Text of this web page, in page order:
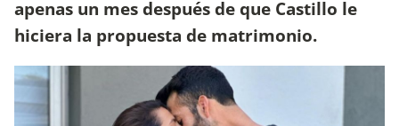
apenas un mes después de que Castillo le
hiciera la propuesta de matrimonio.